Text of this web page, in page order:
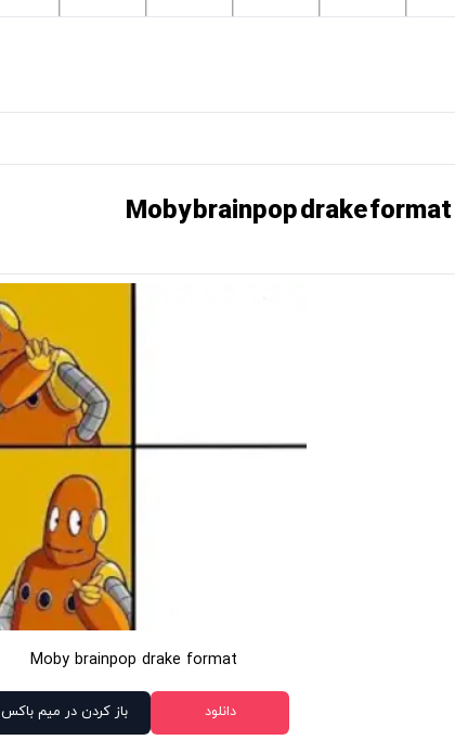
Moby brainpop drake format
دانلود باز کردن در میم باکس